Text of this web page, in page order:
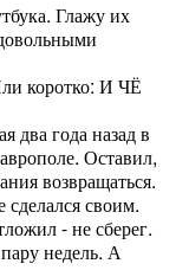
Глажу их
коротко: И ЧЁ
два года назад в
Оставил,
возвращаться.
сделался своим.
- не сберег.
недель. А